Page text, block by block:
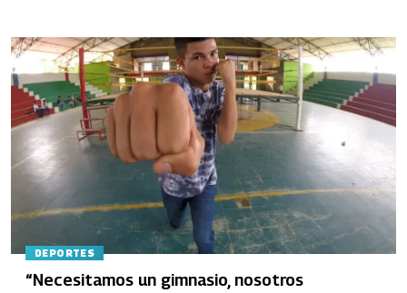
DEPORTES
“Necesitamos un gimnasio, nosotros